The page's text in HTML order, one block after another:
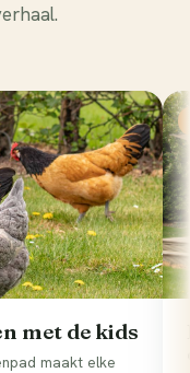
kids
elke
Verblijf
chalet?